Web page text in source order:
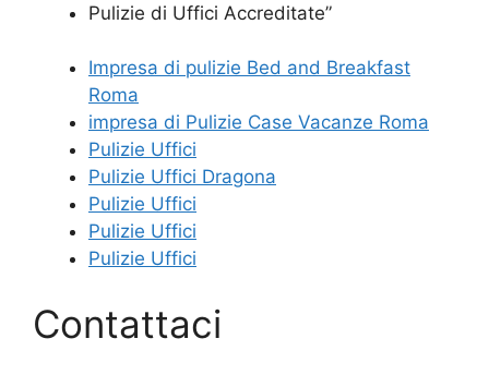
Pulizie di Uffici Accreditate”
Impresa di pulizie Bed and Breakfast
Roma
impresa di Pulizie Case Vacanze Roma
Pulizie Uffici
Pulizie Uffici Dragona
Pulizie Uffici
Pulizie Uffici
Pulizie Uffici
Contattaci